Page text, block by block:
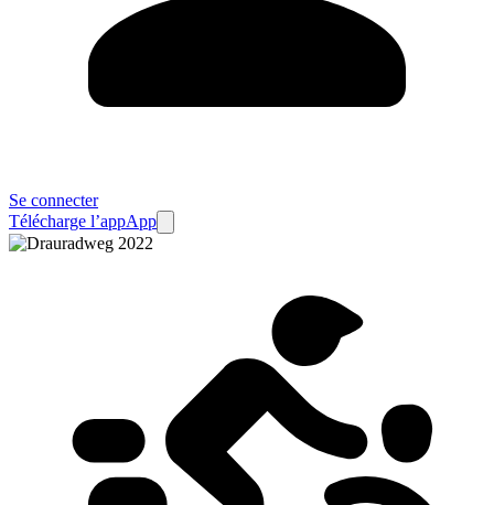
Se connecter
Télécharge l’appApp